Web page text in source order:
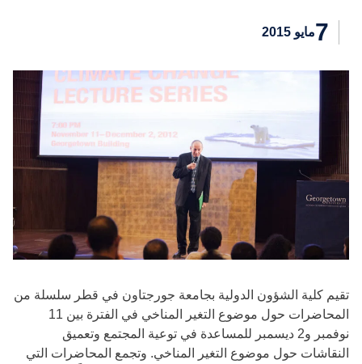
7مايو 2015
تقيم كلية الشؤون الدولية بجامعة جورجتاون في قطر سلسلة من
المحاضرات حول موضوع التغير المناخي في الفترة بين 11
نوفمبر و2 ديسمبر للمساعدة في توعية المجتمع وتعميق
النقاشات حول موضوع التغير المناخي. وتجمع المحاضرات التي